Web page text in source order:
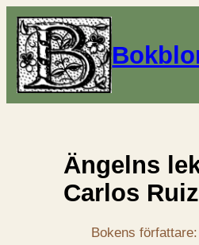
Ängelns
Carlos
Bokens författare: